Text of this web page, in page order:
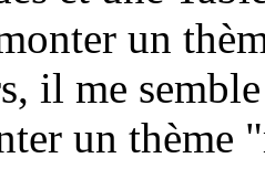
un
il me
un thème